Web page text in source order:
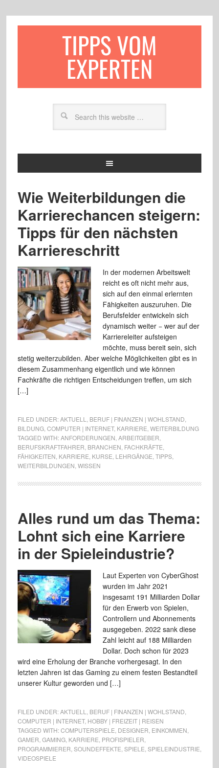
TIPPS VOM
EXPERTEN
Wie Weiterbildungen die
Karrierechancen steigern:
Tipps für den nächsten
Karriereschritt
In der modernen Arbeitswelt
reicht es oft nicht mehr aus,
sich auf den einmal erlernten
Fähigkeiten auszuruhen. Die
Berufsfelder entwickeln sich
dynamisch weiter − wer auf der
Karriereleiter aufsteigen
möchte, muss bereit sein, sich
stetig weiterzubilden. Aber welche Möglichkeiten gibt es in
diesem Zusammenhang eigentlich und wie können
Fachkräfte die richtigen Entscheidungen treffen, um sich
[…]
FILED UNDER:AKTUELL BERUF | FINANZEN | WOHLSTAND
BILDUNG, COMPUTER | INTERNET, KARRIERE WEITERBILDUNG
TAGGED WITH:ANFORDERUNGEN ARBEITGEBER
BERUFSKRAFTFAHRER BRANCHEN FACHKRÄFTE
FÄHIGKEITEN KARRIERE KURSE LEHRGÄNGE TIPPS,
WEITERBILDUNGEN WISSEN
Alles rund um das Thema:
Lohnt sich eine Karriere
in der Spieleindustrie?
Laut Experten von CyberGhost
wurden im Jahr 2021
insgesamt 191 Milliarden Dollar
für den Erwerb von Spielen,
Controllern und Abonnements
ausgegeben. 2022 sank diese
Zahl leicht auf 188 Milliarden
Dollar. Doch schon für 2023
wird eine Erholung der Branche vorhergesagt. In den
letzten Jahren ist das Gaming zu einem festen Bestandteil
unserer Kultur geworden und […]
FILED UNDER:AKTUELL BERUF | FINANZEN | WOHLSTAND
COMPUTER | INTERNET, HOBBY | FREIZEIT | REISEN
TAGGED WITH:COMPUTERSPIELE DESIGNER EINKOMMEN
GAMER GAMING, KARRIERE PROFISPIELER
PROGRAMMIERER SOUNDEFFEKTE SPIELE SPIELEINDUSTRIE
VIDEOSPIELE